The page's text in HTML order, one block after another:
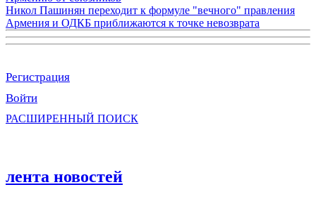
Никол Пашинян переходит к формуле "вечного" правления
Армения и ОДКБ приближаются к точке невозврата
Регистрация
Войти
РАСШИРЕННЫЙ ПОИСК
лента новостей